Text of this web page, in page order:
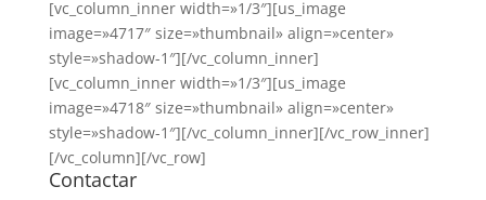
[vc_column_inner width=»1/3″][us_image
image=»4717″ size=»thumbnail» align=»center»
style=»shadow-1″][/vc_column_inner]
[vc_column_inner width=»1/3″][us_image
image=»4718″ size=»thumbnail» align=»center»
style=»shadow-1″][/vc_column_inner][/vc_row_inner]
[/vc_column][/vc_row]
Contactar